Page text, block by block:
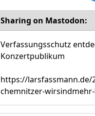
Sharing on Mastodon:
Verfassungsschutz
Konzertpublikum
https://larsfassmann.de/
chemnitzer-